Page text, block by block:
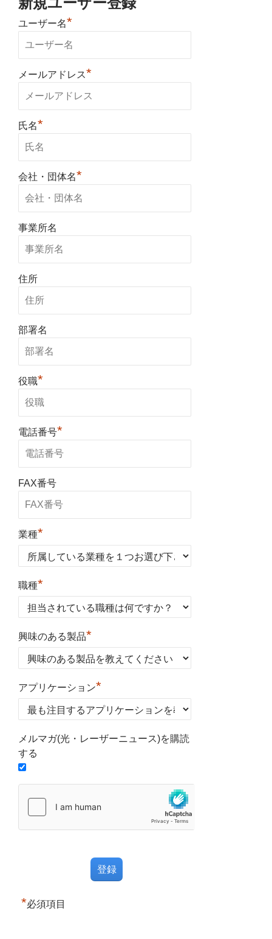
ユーザー名*
メールアドレス*
氏名*
会社・団体名*
事業所名
住所
部署名
役職*
電話番号*
FAX番号
業種*
職種*
興味のある製品*
アプリケーション*
メルマガ(光・レーザーニュース)を購読
する
*必須項目